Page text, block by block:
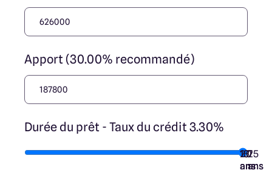
Apport (30.00% recommandé)
Durée du prêt - Taux du crédit 3.30%
7
ans
10
ans
15
ans
20
ans
25
ans